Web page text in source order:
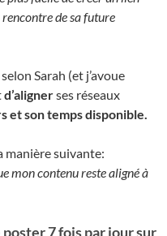
de sa future
Sarah (et j’avoue
d’alignerses réseaux
et son temps disponible.
manière suivante:
mon contenu reste aligné à
poster 7 fois par jour sur